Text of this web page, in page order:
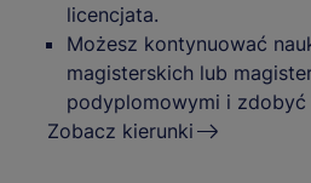
licencjata.
Możesz kontynuować
magisterskich lub
podyplomowymi i zdobyć
Zobacz kierunki